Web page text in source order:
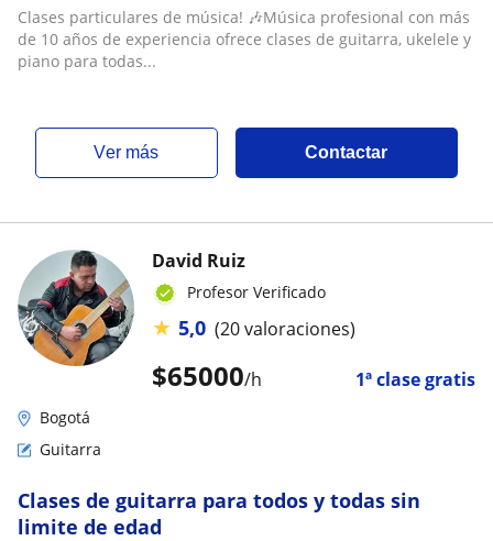
Clases particulares de música! 🎶Música profesional con más
de 10 años de experiencia ofrece clases de guitarra, ukelele y
piano para todas...
ver más Contactar
$65000/h 1ª clase gratis
David Ruiz
Profesor Verificado
★ 5,0 (20 valoraciones)
Bogotá
Guitarra
Clases de guitarra para todos y todas sin
limite de edad